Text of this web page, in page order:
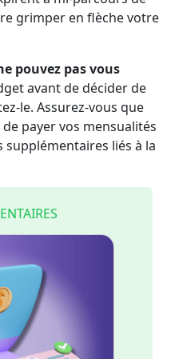
grimper en flèche votre
pouvez pas vous
avant de décider de
le. Assurez-vous que
payer vos mensualités
supplémentaires liés à la